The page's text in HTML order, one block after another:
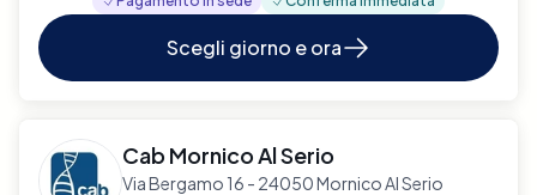
Scegli giorno e ora
Cab Mornico Al Serio
Via Bergamo 16 - 24050 Mornico Al Serio